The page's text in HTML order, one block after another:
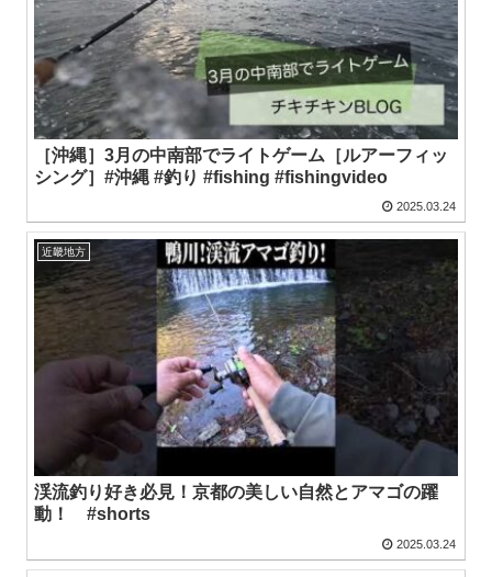
［沖縄］3月の中南部でライトゲーム［ルアーフィッ
シング］#沖縄 #釣り #fishing #fishingvideo
2025.03.24
近畿地方
渓流釣り好き必見！京都の美しい自然とアマゴの躍
動！ #shorts
2025.03.24